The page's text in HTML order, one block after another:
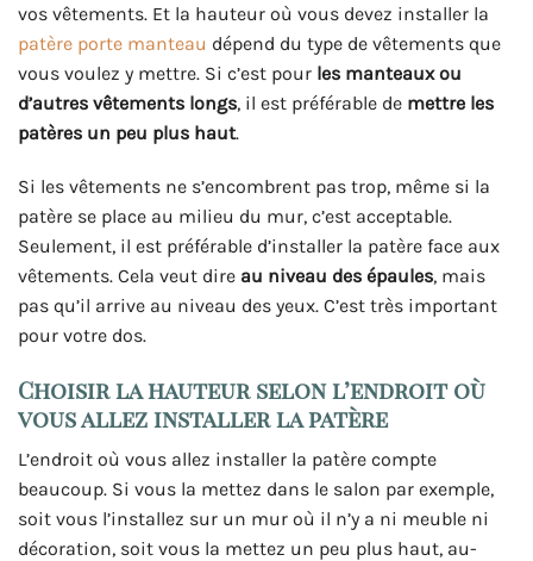
vos vêtements. Et la hauteur où vous devez installer la
patère porte manteau dépend du type de vêtements que
vous voulez y mettre. Si c’est pour les manteaux ou
d’autres vêtements longs, il est préférable de mettre les
patères un peu plus haut.
Si les vêtements ne s’encombrent pas trop, même si la
patère se place au milieu du mur, c’est acceptable.
Seulement, il est préférable d’installer la patère face aux
vêtements. Cela veut dire au niveau des épaules, mais
pas qu’il arrive au niveau des yeux. C’est très important
pour votre dos.
Choisir la hauteur selon l’endroit où
vous allez installer la patère
L’endroit où vous allez installer la patère compte
beaucoup. Si vous la mettez dans le salon par exemple,
soit vous l’installez sur un mur où il n’y a ni meuble ni
décoration, soit vous la mettez un peu plus haut, au-